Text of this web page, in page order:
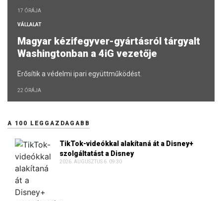
17 ÓRÁJA
VÁLLALAT
Magyar kézifegyver-gyártásról tárgyalt
Washingtonban a 4iG vezetője
Erősítik a védelmi ipari együttműködést.
22 ÓRÁJA
A 100 LEGGAZDAGABB
TikTok-videókkal alakítaná át a Disney+
szolgáltatást a Disney
2026. AUGUSZTUS 6. 09:30